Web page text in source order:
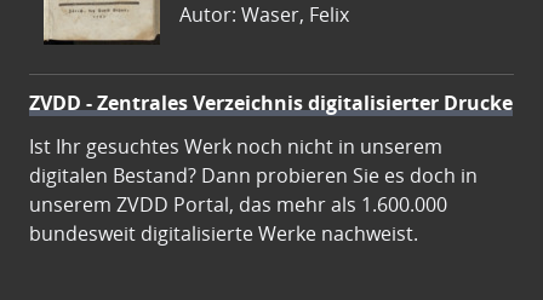
Autor: Waser, Felix
ZVDD - Zentrales Verzeichnis digitalisierter Drucke
Ist Ihr gesuchtes Werk noch nicht in unserem
digitalen Bestand? Dann probieren Sie es doch in
unserem ZVDD Portal, das mehr als 1.600.000
bundesweit digitalisierte Werke nachweist.